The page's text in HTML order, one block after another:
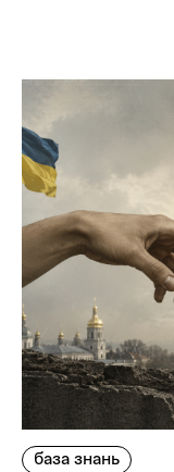
база знань